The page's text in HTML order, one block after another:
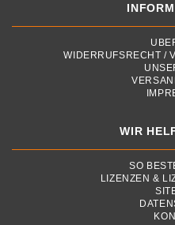
WIDERRUFSRECHT /
WIR
SO
LIZENZEN &